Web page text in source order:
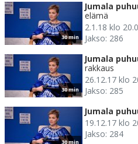
30 min
Jumala
elämä
2.1.18 klo
Jakso: 286
30 min
Jumala
rakkaus
26.12.17 klo
Jakso: 285
30 min
Jumala
19.12.17 klo
Jakso: 284